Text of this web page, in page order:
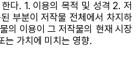
다. 1. 이용의 목적 및 성격 2. 저
부분이 저작물 전체에서 차지하
의 이용이 그 저작물의 현재 시장
는 가치에 미치는 영향.